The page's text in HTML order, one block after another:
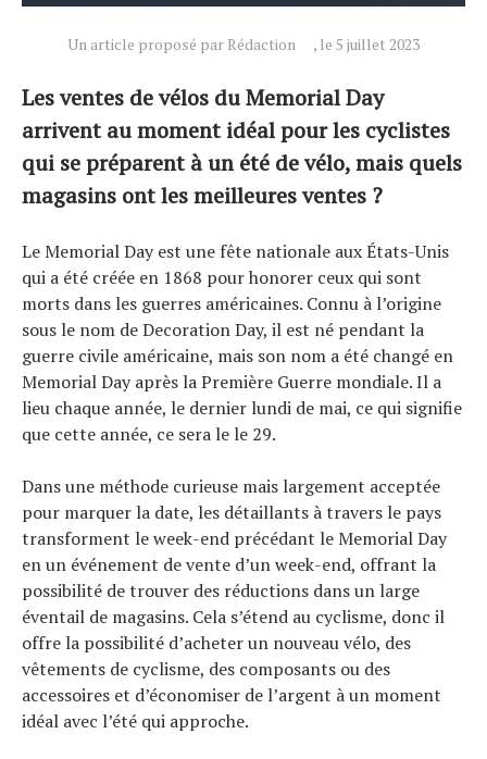
Un article proposé par Rédaction , le 5 juillet 2023
Les ventes de vélos du Memorial Day
arrivent au moment idéal pour les cyclistes
qui se préparent à un été de vélo, mais quels
magasins ont les meilleures ventes ?
Le Memorial Day est une fête nationale aux États-Unis
qui a été créée en 1868 pour honorer ceux qui sont
morts dans les guerres américaines. Connu à l’origine
sous le nom de Decoration Day, il est né pendant la
guerre civile américaine, mais son nom a été changé en
Memorial Day après la Première Guerre mondiale. Il a
lieu chaque année, le dernier lundi de mai, ce qui signifie
que cette année, ce sera le le 29.
Dans une méthode curieuse mais largement acceptée
pour marquer la date, les détaillants à travers le pays
transforment le week-end précédant le Memorial Day
en un événement de vente d’un week-end, offrant la
possibilité de trouver des réductions dans un large
éventail de magasins. Cela s’étend au cyclisme, donc il
offre la possibilité d’acheter un nouveau vélo, des
vêtements de cyclisme, des composants ou des
accessoires et d’économiser de l’argent à un moment
idéal avec l’été qui approche.
À propos